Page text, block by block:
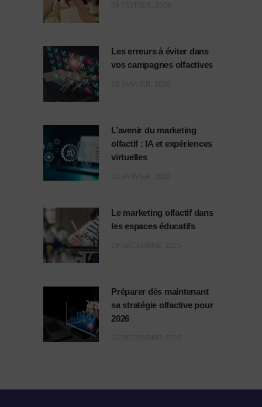
Les erreurs à éviter dans
vos campagnes olfactives
L’avenir du marketing
olfactif : IA et expériences
virtuelles
Le marketing olfactif dans
les espaces éducatifs
Préparer dès maintenant
sa stratégie olfactive pour
2026